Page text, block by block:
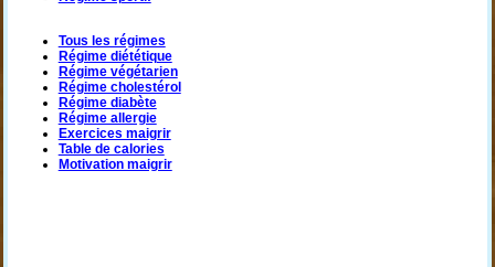
Tous les régimes
Régime diététique
Régime végétarien
Régime cholestérol
Régime diabète
Régime allergie
Exercices maigrir
Table de calories
Motivation maigrir